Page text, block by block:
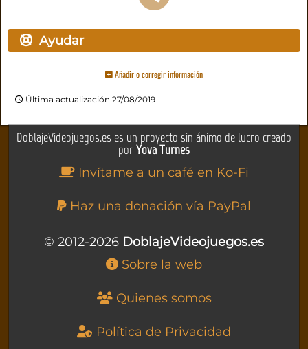
Ayudar
Añadir o corregir información
Última actualización 27/08/2019
DoblajeVideojuegos.es es un proyecto sin ánimo de lucro creado
porYova Turnes
Invítame a un café en Ko-Fi
Haz una donación vía PayPal
© 2012-2026 DoblajeVideojuegos.es
Sobre la web
Quienes somos
Política de Privacidad